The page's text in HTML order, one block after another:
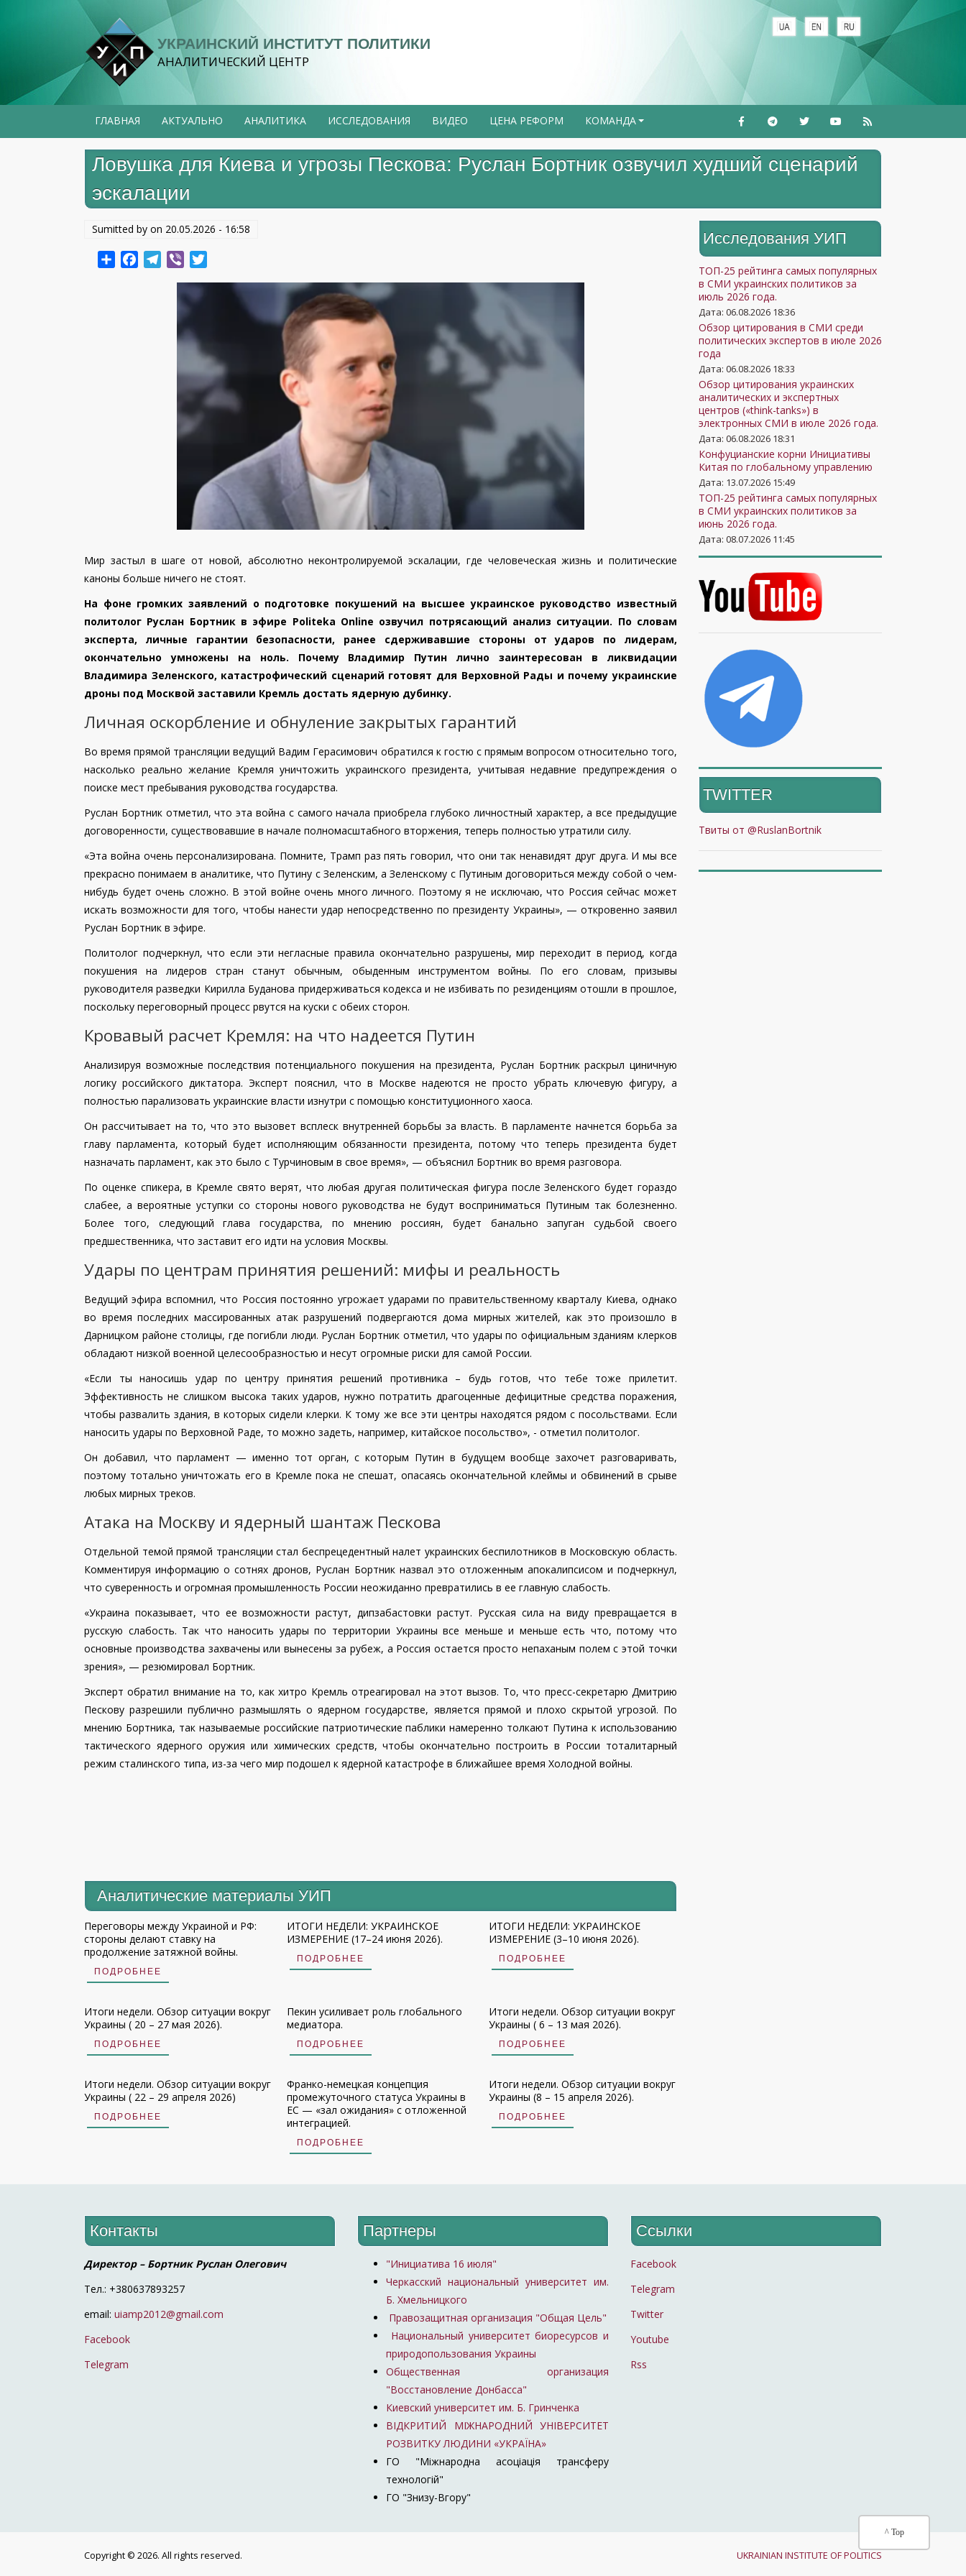
УКРАИНСКИЙ ИНСТИТУТ ПОЛИТИКИ
АНАЛИТИЧЕСКИЙ ЦЕНТР
ГЛАВНАЯ АКТУАЛЬНО АНАЛИТИКА ИССЛЕДОВАНИЯ ВИДЕО ЦЕНА РЕФОРМ +
КОМАНДА
Ловушка для Киева и угрозы Пескова: Руслан Бортник озвучил худший сценарий
эскалации
Sumitted by on 20.05.2026 - 16:58
ShareFacebookTelegram
Viber
Мир застыл в шаге от новой, абсолютно неконтролируемой эскалации, где человеческая жизнь и политические
каноны больше ничего не стоят.
На фоне громких заявлений о подготовке покушений на высшее украинское руководство известный
политолог Руслан Бортник в эфире Politeka Online озвучил потрясающий анализ ситуации. По словам
эксперта, личные гарантии безопасности, ранее сдерживавшие стороны от ударов по лидерам,
окончательно умножены на ноль. Почему Владимир Путин лично заинтересован в ликвидации
Владимира Зеленского, катастрофический сценарий готовят для Верховной Рады и почему украинские
дроны под Москвой заставили Кремль достать ядерную дубинку.
Личная оскорбление и обнуление закрытых гарантий
Во время прямой трансляции ведущий Вадим Герасимович обратился к гостю с прямым вопросом относительно того,
насколько реально желание Кремля уничтожить украинского президента, учитывая недавние предупреждения о
поиске мест пребывания руководства государства.
Руслан Бортник отметил, что эта война с самого начала приобрела глубоко личностный характер, а все предыдущие
договоренности, существовавшие в начале полномасштабного вторжения, теперь полностью утратили силу.
«Эта война очень персонализирована. Помните, Трамп раз пять говорил, что они так ненавидят друг друга. И мы все
прекрасно понимаем в аналитике, что Путину с Зеленским, а Зеленскому с Путиным договориться между собой о чем-
нибудь будет очень сложно. В этой войне очень много личного. Поэтому я не исключаю, что Россия сейчас может
искать возможности для того, чтобы нанести удар непосредственно по президенту Украины», — откровенно заявил
Руслан Бортник в эфире.
Политолог подчеркнул, что если эти негласные правила окончательно разрушены, мир переходит в период, когда
покушения на лидеров стран станут обычным, обыденным инструментом войны. По его словам, призывы
руководителя разведки Кирилла Буданова придерживаться кодекса и не избивать по резиденциям отошли в прошлое,
поскольку переговорный процесс рвутся на куски с обеих сторон.
Кровавый расчет Кремля: на что надеется Путин
Анализируя возможные последствия потенциального покушения на президента, Руслан Бортник раскрыл циничную
логику российского диктатора. Эксперт пояснил, что в Москве надеются не просто убрать ключевую фигуру, а
полностью парализовать украинские власти изнутри с помощью конституционного хаоса.
Он рассчитывает на то, что это вызовет всплеск внутренней борьбы за власть. В парламенте начнется борьба за
главу парламента, который будет исполняющим обязанности президента, потому что теперь президента будет
назначать парламент, как это было с Турчиновым в свое время», — объяснил Бортник во время разговора.
По оценке спикера, в Кремле свято верят, что любая другая политическая фигура после Зеленского будет гораздо
слабее, а вероятные уступки со стороны нового руководства не будут восприниматься Путиным так болезненно.
Более того, следующий глава государства, по мнению россиян, будет банально запуган судьбой своего
предшественника, что заставит его идти на условия Москвы.
Удары по центрам принятия решений: мифы и реальность
Ведущий эфира вспомнил, что Россия постоянно угрожает ударами по правительственному кварталу Киева, однако
во время последних массированных атак разрушений подвергаются дома мирных жителей, как это произошло в
Дарницком районе столицы, где погибли люди. Руслан Бортник отметил, что удары по официальным зданиям клерков
обладают низкой военной целесообразностью и несут огромные риски для самой России.
«Если ты наносишь удар по центру принятия решений противника – будь готов, что тебе тоже прилетит.
Эффективность не слишком высока таких ударов, нужно потратить драгоценные дефицитные средства поражения,
чтобы развалить здания, в которых сидели клерки. К тому же все эти центры находятся рядом с посольствами. Если
наносить удары по Верховной Раде, то можно задеть, например, китайское посольство», - отметил политолог.
Он добавил, что парламент — именно тот орган, с которым Путин в будущем вообще захочет разговаривать,
поэтому тотально уничтожать его в Кремле пока не спешат, опасаясь окончательной клеймы и обвинений в срыве
любых мирных треков.
Атака на Москву и ядерный шантаж Пескова
Отдельной темой прямой трансляции стал беспрецедентный налет украинских беспилотников в Московскую область.
Комментируя информацию о сотнях дронов, Руслан Бортник назвал это отложенным апокалипсисом и подчеркнул,
что суверенность и огромная промышленность России неожиданно превратились в ее главную слабость.
«Украина показывает, что ее возможности растут, дипзабастовки растут. Русская сила на виду превращается в
русскую слабость. Так что наносить удары по территории Украины все меньше и меньше есть что, потому что
основные производства захвачены или вынесены за рубеж, а Россия остается просто непаханым полем с этой точки
зрения», — резюмировал Бортник.
Эксперт обратил внимание на то, как хитро Кремль отреагировал на этот вызов. То, что пресс-секретарю Дмитрию
Пескову разрешили публично размышлять о ядерном государстве, является прямой и плохо скрытой угрозой. По
мнению Бортника, так называемые российские патриотические паблики намеренно толкают Путина к использованию
тактического ядерного оружия или химических средств, чтобы окончательно построить в России тоталитарный
режим сталинского типа, из-за чего мир подошел к ядерной катастрофе в ближайшее время Холодной войны.
Аналитические материалы УИП
Переговоры между Украиной и РФ:
стороны делают ставку на
продолжение затяжной войны.
ПОДРОБНЕЕ
ИТОГИ НЕДЕЛИ: УКРАИНСКОЕ
ИЗМЕРЕНИЕ (17–24 июня 2026).
ПОДРОБНЕЕ
ИТОГИ НЕДЕЛИ: УКРАИНСКОЕ
ИЗМЕРЕНИЕ (3–10 июня 2026).
ПОДРОБНЕЕ
Итоги недели. Обзор ситуации вокруг
Украины ( 20 – 27 мая 2026).
ПОДРОБНЕЕ
Пекин усиливает роль глобального
медиатора.
ПОДРОБНЕЕ
Итоги недели. Обзор ситуации вокруг
Украины ( 6 – 13 мая 2026).
ПОДРОБНЕЕ
Итоги недели. Обзор ситуации вокруг
Украины ( 22 – 29 апреля 2026)
ПОДРОБНЕЕ
Франко-немецкая концепция
промежуточного статуса Украины в
ЕС — «зал ожидания» с отложенной
интеграцией.
ПОДРОБНЕЕ
Итоги недели. Обзор ситуации вокруг
Украины (8 – 15 апреля 2026).
ПОДРОБНЕЕ
Исследования УИП
ТОП-25 рейтинга самых популярных
в СМИ украинских политиков за
июль 2026 года.
Дата: 06.08.2026 18:36
Обзор цитирования в СМИ среди
политических экспертов в июле 2026
года
Дата: 06.08.2026 18:33
Обзор цитирования украинских
аналитических и экспертных
центров («think-tanks») в
электронных СМИ в июле 2026 года.
Дата: 06.08.2026 18:31
Конфуцианские корни Инициативы
Китая по глобальному управлению
Дата: 13.07.2026 15:49
ТОП-25 рейтинга самых популярных
в СМИ украинских политиков за
июнь 2026 года.
Дата: 08.07.2026 11:45
TWITTER
Твиты от @RuslanBortnik
Контакты
Директор – Бортник Руслан Олегович
Тел.: +380637893257
email: uiamp2012@gmail.com
Facebook
Telegram
Партнеры
"Инициатива 16 июля"
Черкасский национальный университет им.
Б. Хмельницкого
Правозащитная организация "Общая Цель"
Национальный университет биоресурсов и
природопользования Украины
Общественная организация
"Восстановление Донбасса"
Киевский университет им. Б. Гринченка
ВІДКРИТИЙ МІЖНАРОДНИЙ УНІВЕРСИТЕТ
РОЗВИТКУ ЛЮДИНИ «УКРАЇНА»
ГО "Міжнародна асоціація трансферу
технологій"
ГО "Знизу-Вгору"
Ссылки
Facebook
Telegram
Twitter
Youtube
Rss
^ Top
Copyright © 2026. All rights reserved. UKRAINIAN INSTITUTE OF POLITICS